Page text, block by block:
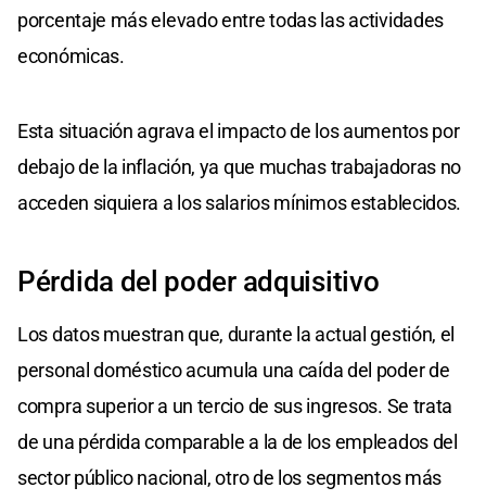
porcentaje más elevado entre todas las actividades
económicas.
Esta situación agrava el impacto de los aumentos por
debajo de la inflación, ya que muchas trabajadoras no
acceden siquiera a los salarios mínimos establecidos.
Pérdida del poder adquisitivo
Los datos muestran que, durante la actual gestión, el
personal doméstico acumula una caída del poder de
compra superior a un tercio de sus ingresos. Se trata
de una pérdida comparable a la de los empleados del
sector público nacional, otro de los segmentos más